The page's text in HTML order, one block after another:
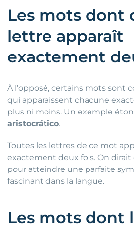
Les mots dont
lettre apparaît
exactement
À l’opposé, certains mots sont
qui apparaissent chacune
plus ni moins. Un exemple
aristocrático.
Toutes les lettres de ce mot
exactement deux fois. On dirait
pour atteindre une parfaite
fascinant dans la langue.
Les mots dont